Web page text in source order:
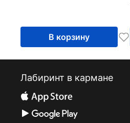
В корзину
Лабиринт в кармане